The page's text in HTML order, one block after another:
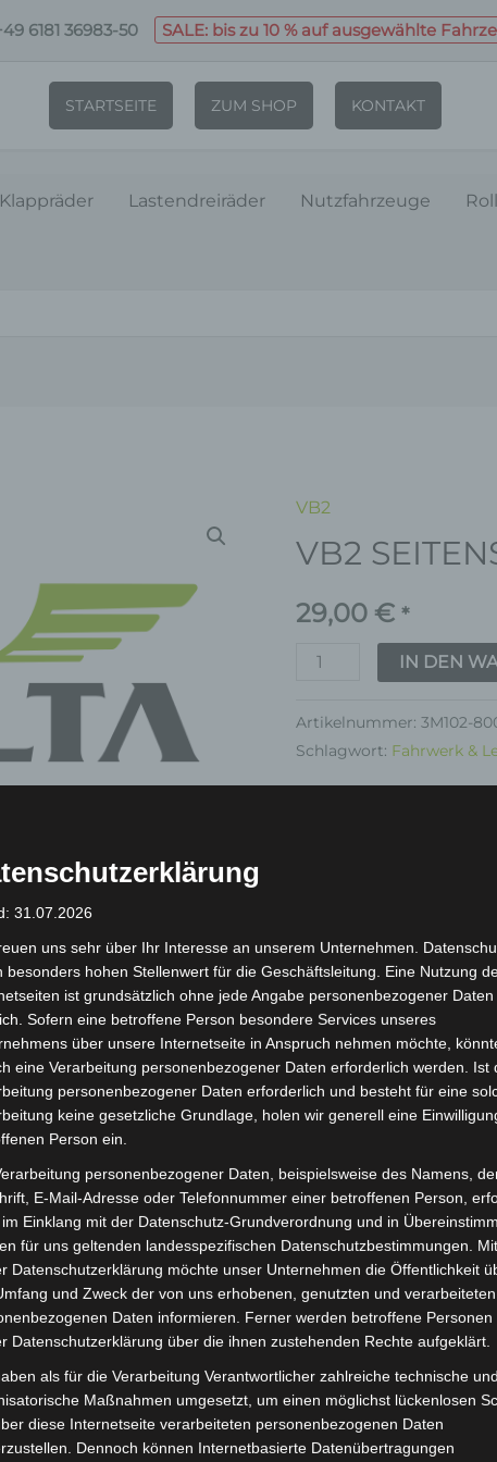
6181 36983-50 SALE: bis zu 10 % auf ausgewählte
STARTSEITE ZUM SHOP KONTAKT
Klappräder Lastendreiräder Nutzfahrzeuge
VB2
VB2
29,00 € *
VB2
SEITENSTÄNDER
IN DEN
Artikelnummer:3M102-
Schlagwort: Fahrwerk &
inkl. 19 % MwSt.
Lieferzeit:Versandfertig
Rezensionen (0)
VB2. Seitenständer für optimale Funktionalität und
Motor Pedelec VB2.
31.07.2026
uns sehr über Ihr Interesse an unserem Unternehmen.
besonders hohen Stellenwert für die Geschäftsleitung. Eine Nutzung
ist grundsätzlich ohne jede Angabe personenbezogener Daten
Sofern eine betroffene Person besondere Services unseres
über unsere Internetseite in Anspruch nehmen möchte,
eine Verarbeitung personenbezogener Daten erforderlich werden. Ist
personenbezogener Daten erforderlich und besteht für eine
keine gesetzliche Grundlage, holen wir generell eine
Person ein.
personenbezogener Daten, beispielsweise des Namens,
E-Mail-Adresse oder Telefonnummer einer betroffenen Person,
Einklang mit der Datenschutz-Grundverordnung und in
für uns geltenden landesspezifischen Datenschutzbestimmungen.
Datenschutzerklärung möchte unser Unternehmen die Öffentlichkeit
und Zweck der von uns erhobenen, genutzten und verarbeiteten
Daten informieren. Ferner werden betroffene Personen
Datenschutzerklärung über die ihnen zustehenden Rechte aufgeklärt.
als für die Verarbeitung Verantwortlicher zahlreiche technische und
Maßnahmen umgesetzt, um einen möglichst lückenlosen
diese Internetseite verarbeiteten personenbezogenen Daten
Dennoch können Internetbasierte Datenübertragungen